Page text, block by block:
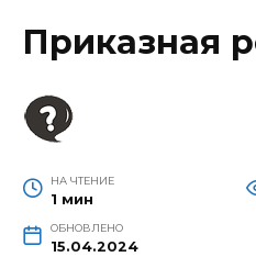
Приказная
НА ЧТЕНИЕ
1 мин
ОБНОВЛЕНО
15.04.2024